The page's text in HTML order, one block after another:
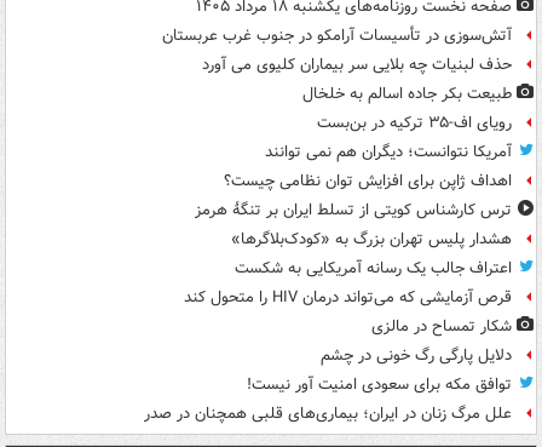
صفحه نخست روزنامه‌های یکشنبه ۱۸ مرداد ۱۴۰۵
آتش‌سوزی در تأسیسات آرامکو در جنوب غرب عربستان
حذف لبنیات چه بلایی سر بیماران کلیوی می آورد
طبیعت بکر جاده اسالم به خلخال
رویای اف-۳۵ ترکیه در بن‌بست
آمریکا نتوانست؛ دیگران هم نمی توانند
اهداف ژاپن برای افزایش توان نظامی چیست؟
ترس کارشناس کویتی از تسلط ایران بر تنگۀ هرمز
هشدار پلیس تهران بزرگ به «کودک‌بلاگرها»
اعتراف جالب یک رسانه آمریکایی به شکست
قرص آزمایشی که می‌تواند درمان HIV را متحول کند
شکار تمساح در مالزی
دلایل پارگی رگ خونی در چشم
توافق مکه برای سعودی امنیت آور نیست!
علل مرگ زنان در ایران؛ بیماری‌های قلبی همچنان در صدر